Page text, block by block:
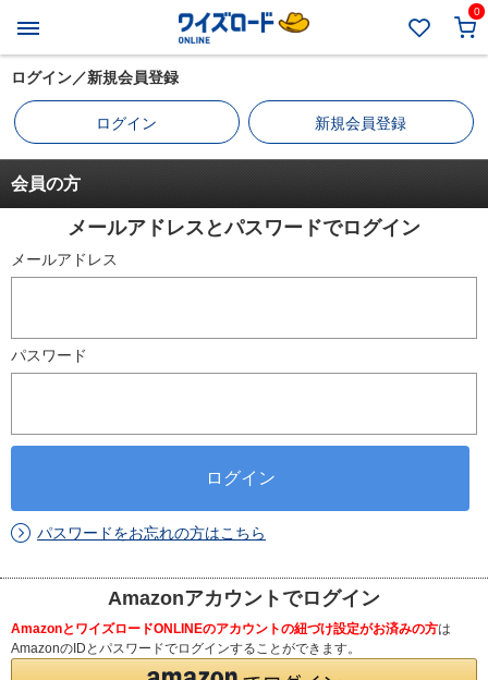
0
ログイン／新規会員登録
ログイン 新規会員登録
会員の方
メールアドレスとパスワードでログイン
メールアドレス
パスワード
パスワードをお忘れの方はこちら
Amazonアカウントでログイン
AmazonとワイズロードONLINEのアカウントの紐づけ設定がお済みの方は
AmazonのIDとパスワードでログインすることができます。